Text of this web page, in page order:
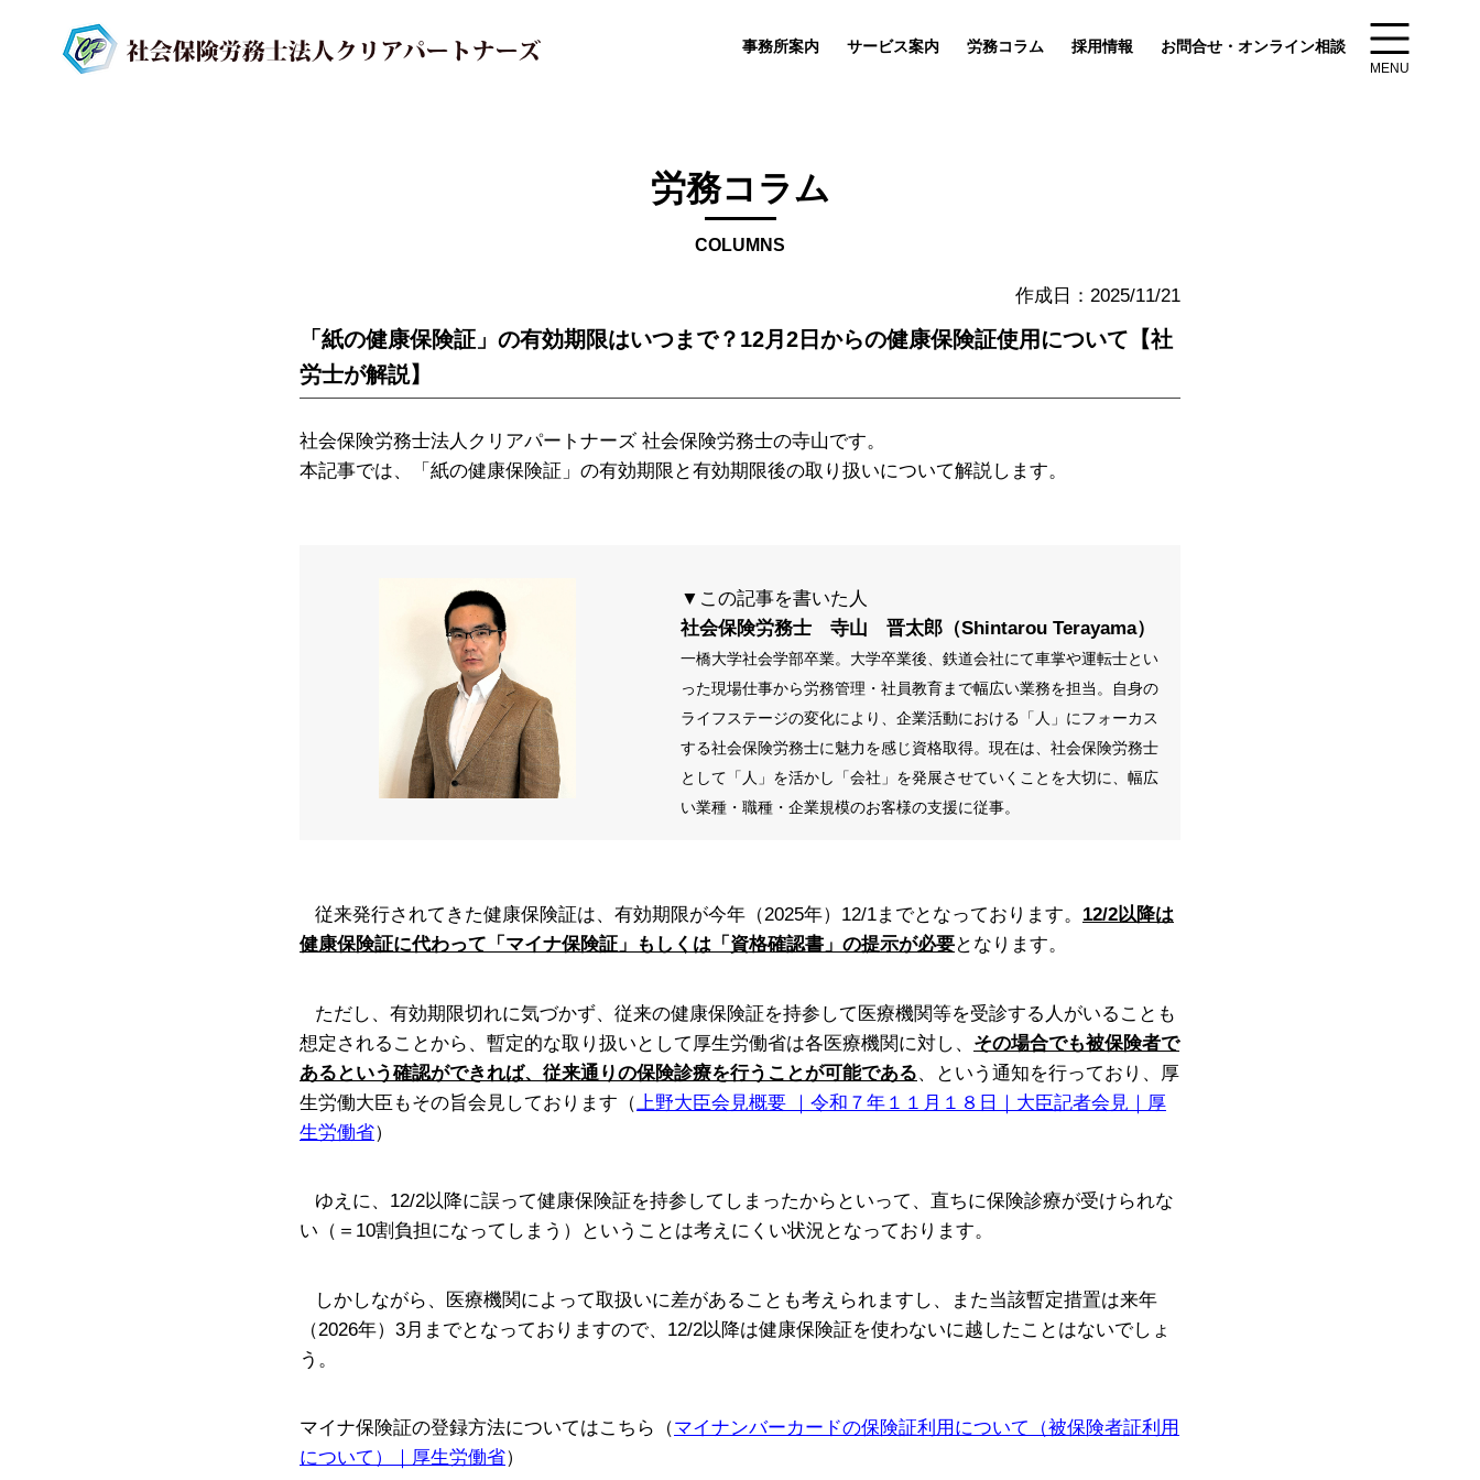
事務所案内 サービス案内 労務コラム 採用情報 お問合せ・オンライン相談
MENU
労務コラム
COLUMNS
作成日：2025/11/21
「紙の健康保険証」の有効期限はいつまで？12月2日からの健康保険証使用について【社
労士が解説】
社会保険労務士法人クリアパートナーズ 社会保険労務士の寺山です。
本記事では、「紙の健康保険証」の有効期限と有効期限後の取り扱いについて解説します。
▼この記事を書いた人
社会保険労務士 寺山 晋太郎（Shintarou Terayama）
一橋大学社会学部卒業。大学卒業後、鉄道会社にて車掌や運転士とい
った現場仕事から労務管理・社員教育まで幅広い業務を担当。自身の
ライフステージの変化により、企業活動における「人」にフォーカス
する社会保険労務士に魅力を感じ資格取得。 現在は、社会保険労務士
として 「人」を活かし「会社」を発展させていくことを大切に、幅広
い業種・職種・企業規模のお客様の支援に従事。
従来発行されてきた健康保険証は、有効期限が今年（2025年） 12/1までとなっております。 12/2以降は
健康保険証に代わって「マイナ保険証」もしくは「資格確認書」の提示が必要となります。
ただし、有効期限切れに気づかず、従来の健康保険証を持参して医療機関等を受診する人がいることも
想定されることから、暫定的な取り扱いとして厚生労働省は各医療機関に対し、 その場合でも被保険者で
あるという確認ができれば、従来通りの保険診療を行うことが可能である、という通知を行っており、厚
生労働大臣もその旨会見しております（ 上野大臣会見概要
｜令和７年１１月１８日｜大臣記者会見｜厚
生労働省）
ゆえに、 12/2以降に誤って健康保険証を持参してしまったからといって、直ちに保険診療が受けられな
い（＝ 10割負担になってしまう）ということは考えにくい状況となっております。
しかしながら、医療機関によって取扱いに差があることも考えられますし、また当該暫定措置は来年
（2026年） 3月までとなっておりますので、 12/2以降は健康保険証を使わないに越したことはないでしょ
う。
マイナ保険証の登録方法についてはこちら（マイナンバーカードの保険証利用について（被保険者証利用
について）｜厚生労働省）